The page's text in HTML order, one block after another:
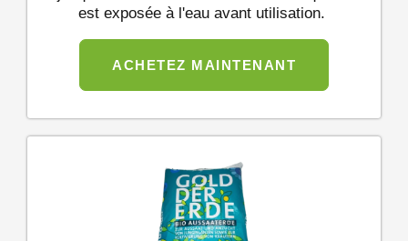
est exposée à l'eau avant utilisation.
ACHETEZ MAINTENANT